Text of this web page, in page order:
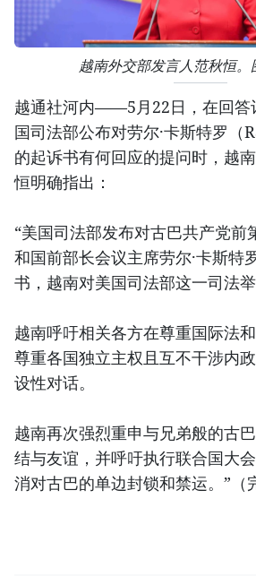
越南外交部发言人范秋恒。
越通社河内——5月22日，在回答
国司法部公布对劳尔·卡斯特罗（
的起诉书有何回应的提问时，越
恒明确指出：
“美国司法部发布对古巴共产党前
和国前部长会议主席劳尔·卡斯特
书，越南对美国司法部这一司法举
越南呼吁相关各方在尊重国际法和
尊重各国独立主权且互不干涉内
设性对话。
越南再次强烈重申与兄弟般的古
结与友谊，并呼吁执行联合国大
消对古巴的单边封锁和禁运。”（